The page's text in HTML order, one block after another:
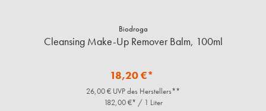
Biodroga
Cleansing Make-Up Remover Balm, 100ml
18,20 €*
26,00 € UVP des Herstellers**
182,00 €* / 1 Liter